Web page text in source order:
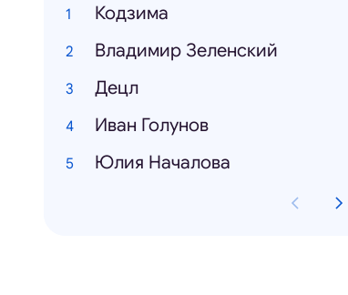
Кодзима
Владимир Зеленский
Децл
Иван Голунов
Юлия Началова